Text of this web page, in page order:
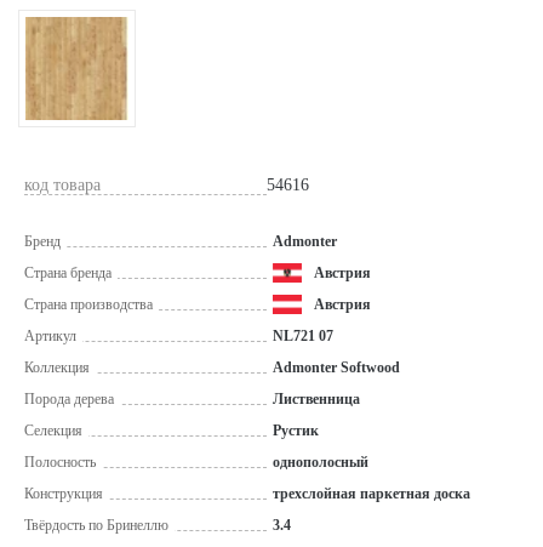
код товара 54616
Бренд
Admonter
Страна бренда
Австрия
Страна производства
Австрия
Артикул
NL721 07
Коллекция
Admonter Softwood
Порода дерева
Лиственница
Селекция
Рустик
Полосность
однополосный
Конструкция
трехслойная паркетная доска
Твёрдость по Бринеллю
3.4